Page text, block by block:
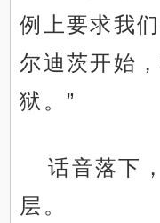
例上要求我
尔迪茨开始
狱。”
话音落下
层。